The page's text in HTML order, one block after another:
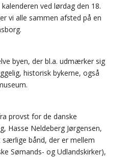
ved lørdag den 18.
vi alle sammen afsted på en
byen, der bl.a. udmærker sig
historisk bykerne, også
provst for de danske
Hasse Neldeberg Jørgensen,
bånd, der er mellem
Sømands- og Udlandskirker),